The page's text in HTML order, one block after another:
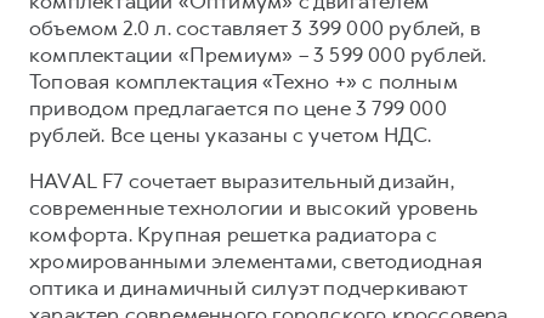
POER
от 3 449 000 ₽
Крупным корпоративным клиентам
Система управления автопарком GWM Fleet
Сервис для корпоративных клиентов
HAVAL Лизинг
АКСЕССУАРЫ HAVAL
Автомобильные аксессуары
Руководства по эксплуатации
Подписки
АКСЕССУАРЫ HAVAL
Автомобильные аксессуары
Коллекция CITY
Коллекция Базовая
объемом 2.0 л. составляет 3 399 000 рублей, в
комплектации «Премиум» – 3 599 000 рублей.
Топовая комплектация «Техно +» с полным
приводом предлагается по цене 3 799 000
рублей. Все цены указаны с учетом НДС.
HAVAL F7 сочетает выразительный дизайн,
современные технологии и высокий уровень
комфорта. Крупная решетка радиатора с
хромированными элементами, светодиодная
оптика и динамичный силуэт подчеркивают